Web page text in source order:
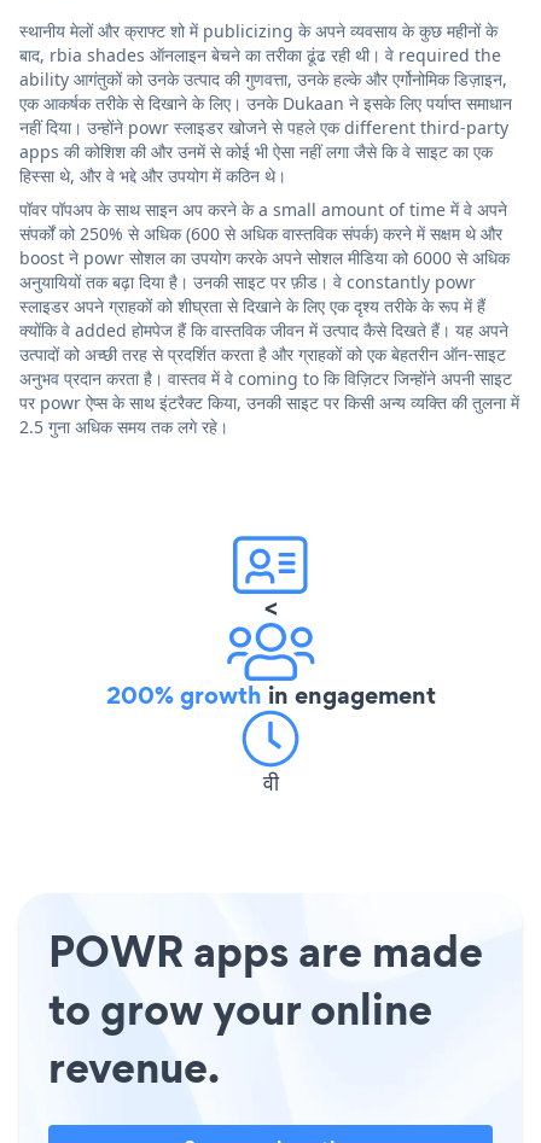
स्थानीय मेलों और क्राफ्ट शो में publicizing के अपने व्यवसाय के कुछ महीनों के
बाद, rbia shades ऑनलाइन बेचने का तरीका ढूंढ रही थी। वे required the
ability आगंतुकों को उनके उत्पाद की गुणवत्ता, उनके हल्के और एर्गोनोमिक डिज़ाइन,
एक आकर्षक तरीके से दिखाने के लिए। उनके Dukaan ने इसके लिए पर्याप्त समाधान
नहीं दिया। उन्होंने powr स्लाइडर खोजने से पहले एक different third-party
apps की कोशिश की और उनमें से कोई भी ऐसा नहीं लगा जैसे कि वे साइट का एक
हिस्सा थे, और वे भद्दे और उपयोग में कठिन थे।
पॉवर पॉपअप के साथ साइन अप करने के a small amount of time में वे अपने
संपर्कों को 250% से अधिक (600 से अधिक वास्तविक संपर्क) करने में सक्षम थे और
boost ने powr सोशल का उपयोग करके अपने सोशल मीडिया को 6000 से अधिक
अनुयायियों तक बढ़ा दिया है। उनकी साइट पर फ़ीड। वे constantly powr
स्लाइडर अपने ग्राहकों को शीघ्रता से दिखाने के लिए एक दृश्य तरीके के रूप में हैं
क्योंकि वे added होमपेज हैं कि वास्तविक जीवन में उत्पाद कैसे दिखते हैं। यह अपने
उत्पादों को अच्छी तरह से प्रदर्शित करता है और ग्राहकों को एक बेहतरीन ऑन-साइट
अनुभव प्रदान करता है। वास्तव में वे coming to कि विज़िटर जिन्होंने अपनी साइट
पर powr ऐप्स के साथ इंटरैक्ट किया, उनकी साइट पर किसी अन्य व्यक्ति की तुलना में
2.5 गुना अधिक समय तक लगे रहे।
<
200% growth in engagement
वी
POWR apps are made
to grow your online
revenue.